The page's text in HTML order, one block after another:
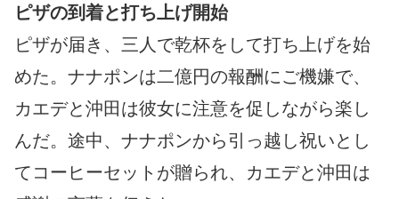
ピザの到着と打ち上げ開始
ピザが届き、三人で乾杯をして打ち上げを始
めた。ナナポンは二億円の報酬にご機嫌で、
カエデと沖田は彼女に注意を促しながら楽し
んだ。途中、ナナポンから引っ越し祝いとし
てコーヒーセットが贈られ、カエデと沖田は